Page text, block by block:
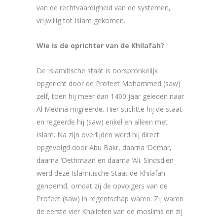
van de rechtvaardigheid van de systemen,
vrijwillig tot Islam gekomen.
Wie is de oprichter van de Khilafah?
De Islamitische staat is oorspronkelijk
opgericht door de Profeet Mohammed (saw)
zelf, toen hij meer dan 1400 jaar geleden naar
Al Medina migreerde. Hier stichtte hij de staat
en regeerde hij (saw) enkel en alleen met
Islam. Na zijn overlijden werd hij direct
opgevolgd door Abu Bakr, daarna ‘Oemar,
daarna ‘Oethmaan en daarna ‘Ali. Sindsdien
werd deze Islamitische Staat de Khilafah
genoemd, omdat zij de opvolgers van de
Profeet (saw) in regentschap waren. Zij waren
de eerste vier Khaliefen van de moslims en zij